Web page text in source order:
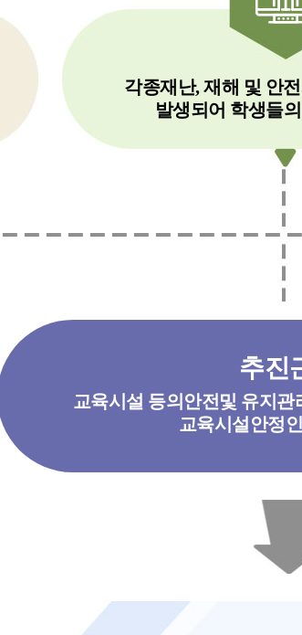
각종재난, 재해 및 안
발생되어 학생들
추진
교육시설 등의안전및 유지관
교육시설안정